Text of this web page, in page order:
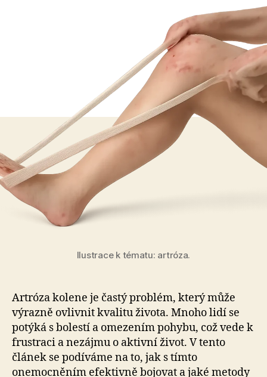
Ilustrace k tématu: artróza.
Artróza kolene je častý problém, který může
výrazně ovlivnit kvalitu života. Mnoho lidí se
potýká s bolestí a omezením pohybu, což vede k
frustraci a nezájmu o aktivní život. V tento
článek se podíváme na to, jak s tímto
onemocněním efektivně bojovat a jaké metody